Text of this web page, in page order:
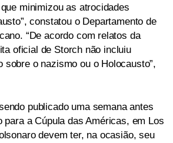
minimizou as atrocidades
constatou o Departamento de
“De acordo com relatos da
oficial de Storch não incluiu
sobre o nazismo ou o Holocausto”,
publicado uma semana antes
para a Cúpula das Américas, em Los
devem ter, na ocasião, seu